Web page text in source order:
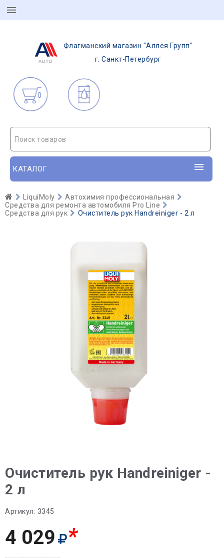
Флагманский магазин "Аллея Групп"
г. Санкт-Петербург
0
Поиск товаров
КАТАЛОГ
LiquiMoly
Автохимия профессиональная
Средства для ремонта автомобиля Pro Line
Средства для рук
Очиститель рук Handreiniger - 2 л
Очиститель рук Handreiniger -
2 л
Артикул: 3345
4 029 *